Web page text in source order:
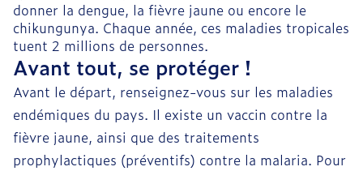
donner la dengue, la fièvre jaune ou encore le
chikungunya. Chaque année, ces maladies tropicales
tuent 2 millions de personnes.
Avant tout, se protéger !
Avant le départ, renseignez-vous sur les maladies
endémiques du pays. Il existe un vaccin contre la
fièvre jaune, ainsi que des traitements
prophylactiques (préventifs) contre la malaria. Pour